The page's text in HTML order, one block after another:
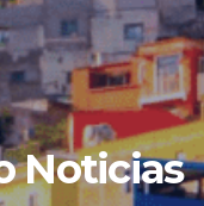
Noticias